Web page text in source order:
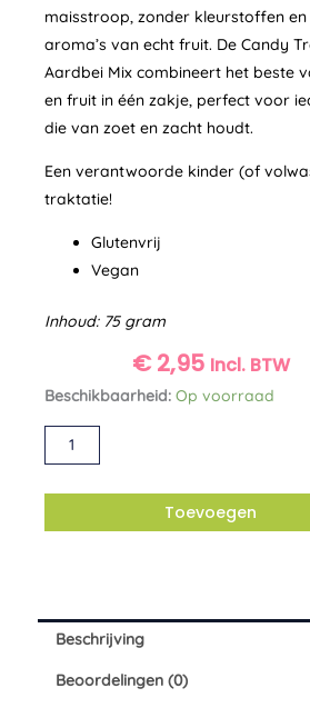
maisstroop, zonder kleurstoffen
aroma’s van echt fruit. De Candy
Aardbei Mix combineert het beste
en fruit in één zakje, perfect voor
die van zoet en zacht houdt.
Een verantwoorde kinder (of
traktatie!
Glutenvrij
Vegan
Inhoud: 75 gram
€2,95 Incl. BTW
Beschikbaarheid: Op voorraad
Drop
aardbei
Tree
Toevoegen
Beschrijving
Beoordelingen (0)